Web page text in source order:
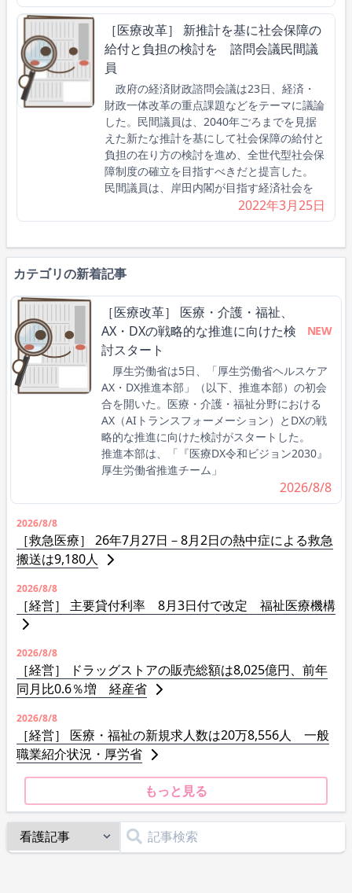
［医療改革］ 新推計を基に社会保障の
給付と負担の検討を 諮問会議民間議
員
政府の経済財政諮問会議は23日、経済・
財政一体改革の重点課題などをテーマに議論
した。民間議員は、2040年ごろまでを見据
えた新たな推計を基にして社会保障の給付と
負担の在り方の検討を進め、全世代型社会保
障制度の確立を目指すべきだと提言した。
民間議員は、岸田内閣が目指す経済社会を
2022年3月25日
カテゴリの新着記事
［医療改革］ 医療・介護・福祉、
AX・DXの戦略的な推進に向けた検
討スタート
NEW
厚生労働省は5日、「厚生労働省ヘルスケア
AX・DX推進本部」（以下、推進本部）の初会
合を開いた。医療・介護・福祉分野における
AX（AIトランスフォーメーション）とDXの戦
略的な推進に向けた検討がスタートした。
推進本部は、「『医療DX令和ビジョン2030』
厚生労働省推進チーム」
2026/8/8
2026/8/8
［救急医療］ 26年7月27日－8月2日の熱中症による救急
搬送は9,180人
2026/8/8
［経営］ 主要貸付利率 8月3日付で改定 福祉医療機構
2026/8/8
［経営］ ドラッグストアの販売総額は8,025億円、前年
同月比0.6％増 経産省
2026/8/8
［経営］ 医療・福祉の新規求人数は20万8,556人 一般
職業紹介状況・厚労省
もっと見る